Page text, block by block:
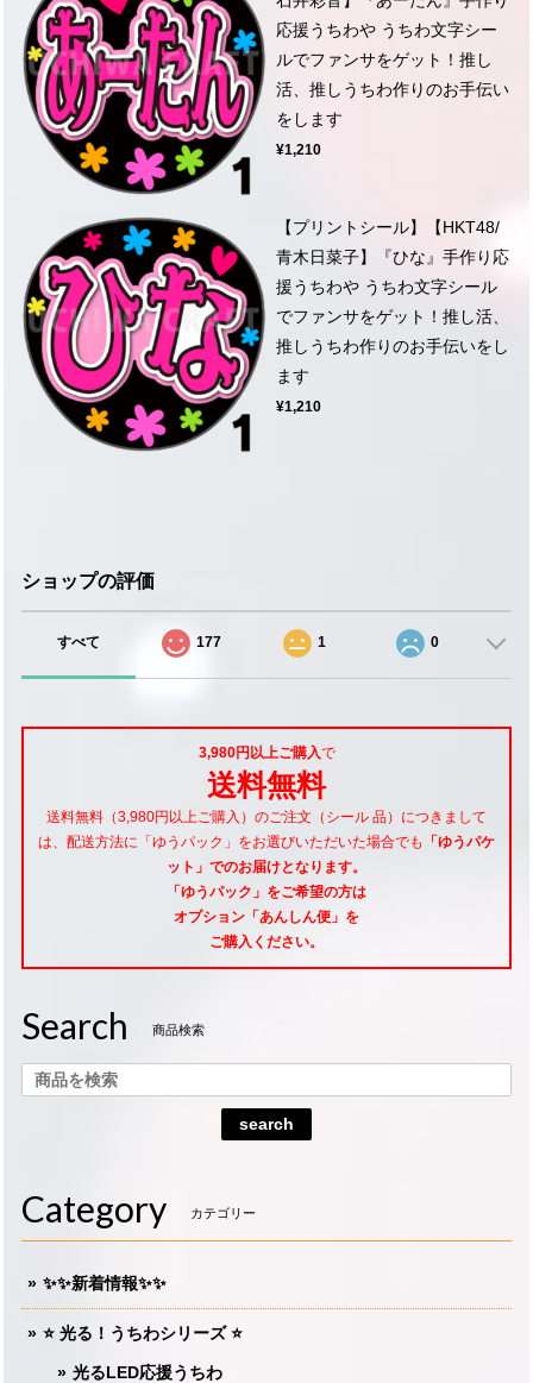
応援うちわや うちわ文字シー
ルでファンサをゲット！推し
活、推しうちわ作りのお手伝い
をします
¥1,210
【プリントシール】【HKT48/
青木日菜子】『ひな』手作り応
援うちわや うちわ文字シール
でファンサをゲット！推し活、
推しうちわ作りのお手伝いをし
ます
¥1,210
ショップの評価
すべて 177 1 0
3,980円以上ご購入で
送料無料
送料無料（3,980円以上ご購入）のご注文（シール 品）につきまして
は、配送方法に「ゆうパック」をお選びいただいた場合でも
「ゆうパケ
ット」でのお届けとなります。
「ゆうパック」をご希望の方は
オプション「あんしん便」 を
ご購入ください。
Search 商品検索
search
Category カテゴリー
✨✨新着情報✨✨
⭐️ 光る！うちわシリーズ ⭐️
光るLED応援うちわ